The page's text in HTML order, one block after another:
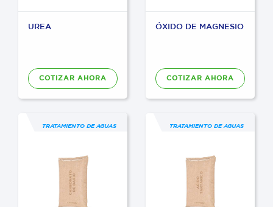
UREA
COTIZAR AHORA
ÓXIDO DE MAGNESIO
COTIZAR AHORA
TRATAMIENTO DE AGUAS TRATAMIENTO DE AGUAS